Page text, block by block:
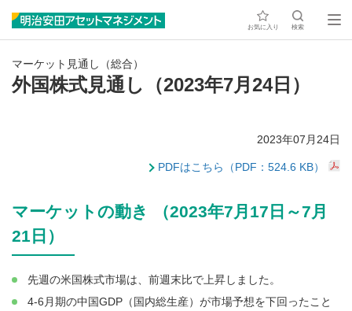
お気に入り 検索
マーケット見通し（総合）
外国株式見通し（2023年7月24日）
2023年07月24日
PDFはこちら（PDF：524.6 KB）
マーケットの動き （2023年7月17日～7月
21日）
先週の米国株式市場は、前週末比で上昇しました。
4-6月期の中国GDP（国内総生産）が市場予想を下回ったこと